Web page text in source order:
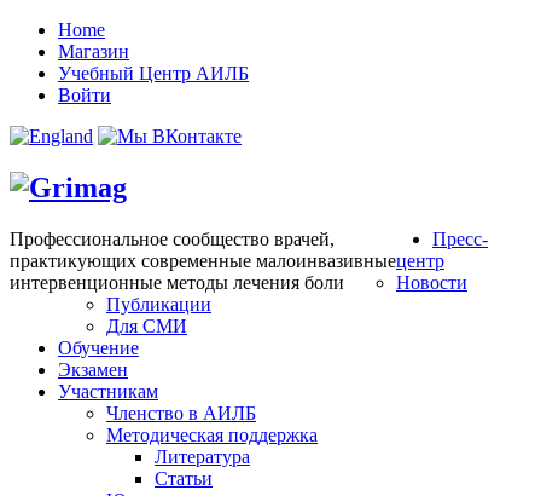
Home
Магазин
Учебный Центр АИЛБ
Войти
Профессиональное сообщество врачей,
практикующих современные малоинвазивные
интервенционные методы лечения боли
Пресс-
центр
Новости
Публикации
Для СМИ
Обучение
Экзамен
Участникам
Членство в АИЛБ
Методическая поддержка
Литература
Статьи